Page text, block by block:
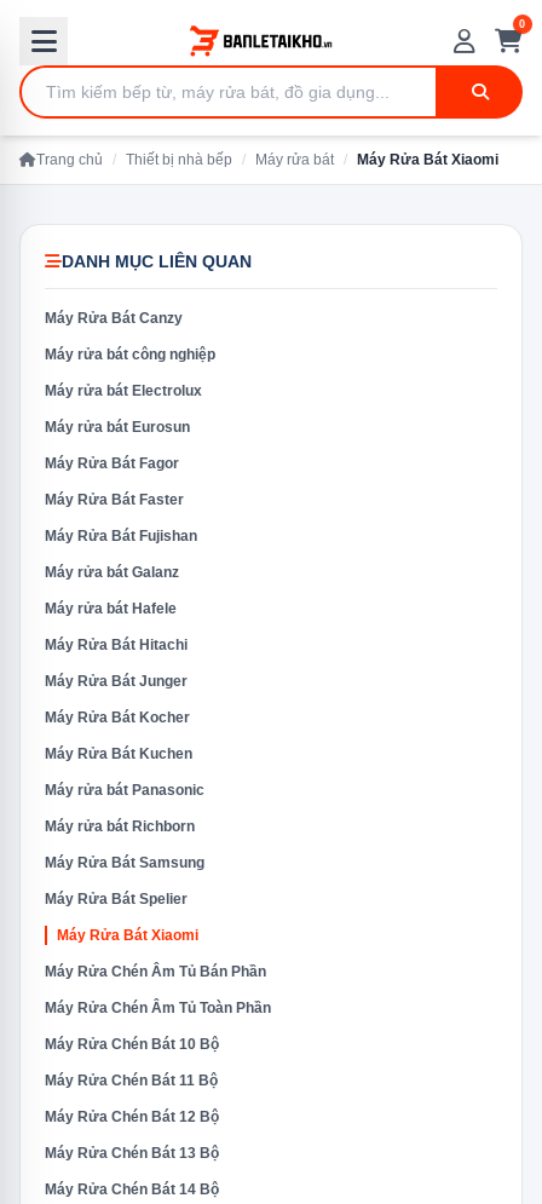
0
Trang chủ / Thiết bị nhà bếp / Máy rửa bát / Máy Rửa Bát Xiaomi
DANH MỤC LIÊN QUAN
Máy Rửa Bát Canzy
Máy rửa bát công nghiệp
Máy rửa bát Electrolux
Máy rửa bát Eurosun
Máy Rửa Bát Fagor
Máy Rửa Bát Faster
Máy Rửa Bát Fujishan
Máy rửa bát Galanz
Máy rửa bát Hafele
Máy Rửa Bát Hitachi
Máy Rửa Bát Junger
Máy Rửa Bát Kocher
Máy Rửa Bát Kuchen
Máy rửa bát Panasonic
Máy rửa bát Richborn
Máy Rửa Bát Samsung
Máy Rửa Bát Spelier
Máy Rửa Bát Xiaomi
Máy Rửa Chén Âm Tủ Bán Phần
Máy Rửa Chén Âm Tủ Toàn Phần
Máy Rửa Chén Bát 10 Bộ
Máy Rửa Chén Bát 11 Bộ
Máy Rửa Chén Bát 12 Bộ
Máy Rửa Chén Bát 13 Bộ
Máy Rửa Chén Bát 14 Bộ